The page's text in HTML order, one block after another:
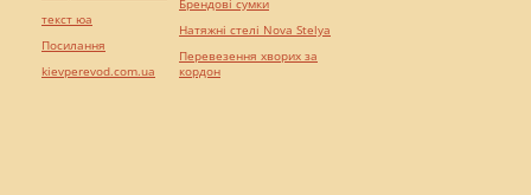
текст юа
Посилання
kievperevod.com.ua
Брендові сумки
Натяжні стелі Nova Stelya
Перевезення хворих за
кордон